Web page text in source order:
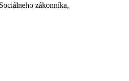
zákonníka,